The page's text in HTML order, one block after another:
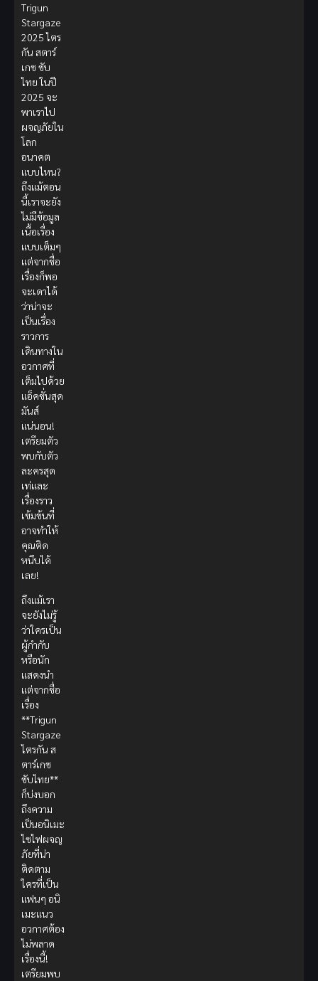
Trigun
Stargaze
2025 ไตร
กัน สตาร์
เกซ ซับ
ไทย ในปี
2025 จะ
พาเราไป
ผจญภัยใน
โลก
อนาคต
แบบไหน?
ถึงแม้ตอน
นี้เราจะยัง
ไม่มีข้อมูล
เนื้อเรื่อง
แบบเต็มๆ
แต่จากชื่อ
เรื่องก็พอ
จะเดาได้
ว่าน่าจะ
เป็นเรื่อง
ราวการ
เดินทางใน
อวกาศที่
เต็มไปด้วย
แอ็คชั่นสุด
มันส์
แน่นอน!
เตรียมตัว
พบกับตัว
ละครสุด
เท่และ
เรื่องราว
เข้มข้นที่
อาจทำให้
คุณติด
หนึบได้
เลย!
ถึงแม้เรา
จะยังไม่รู้
ว่าใครเป็น
ผู้กำกับ
หรือนัก
แสดงนำ
แต่จากชื่อ
เรื่อง
**Trigun
Stargaze
ไตรกัน ส
ตาร์เกซ
ซับไทย**
ก็บ่งบอก
ถึงความ
เป็นอนิเมะ
ไซไฟผจญ
ภัยที่น่า
ติดตาม
ใครที่เป็น
แฟนๆ อนิ
เมะแนว
อวกาศต้อง
ไม่พลาด
เรื่องนี้!
เตรียมพบ